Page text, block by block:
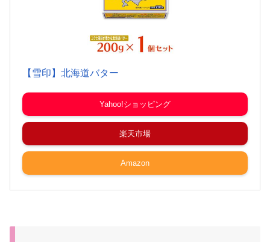
【雪印】北海道バター
Yahoo!ショッピング
楽天市場
Amazon